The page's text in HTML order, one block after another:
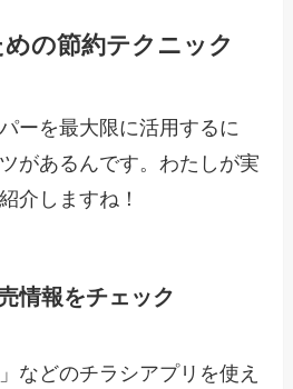
の節約テクニック
ーを最大限に活用するに
があるんです。わたしが実
介しますね！
情報をチェック
などのチラシアプリを使え